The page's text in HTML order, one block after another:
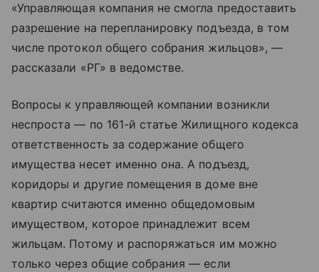
«Управляющая компания не смогла предоставить
разрешение на перепланировку подъезда, в том
числе протокол общего собрания жильцов», —
рассказали «РГ» в ведомстве.
Вопросы к управляющей компании возникли
неспроста — по 161-й статье Жилищного кодекса
ответственность за содержание общего
имущества несет именно она. А подъезд,
коридоры и другие помещения в доме вне
квартир считаются именно общедомовым
имуществом, которое принадлежит всем
жильцам. Потому и распоряжаться им можно
только через общие собрания — если